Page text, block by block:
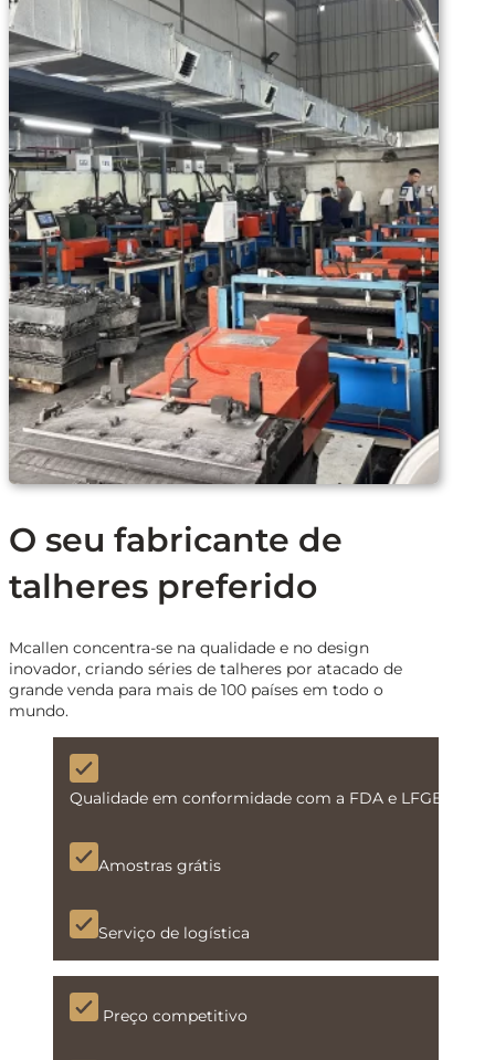
O seu fabricante de
talheres preferido
Mcallen concentra-se na qualidade e no design
inovador, criando séries de talheres por atacado de
grande venda para mais de 100 países em todo o
mundo.
Qualidade em conformidade com a FDA e LFGB
Amostras grátis
Serviço de logística
Preço competitivo